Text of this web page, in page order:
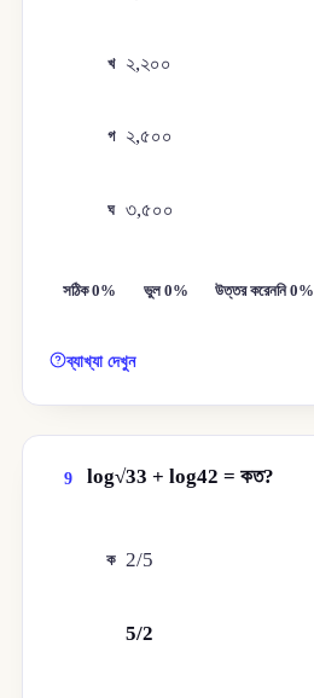
খ ২,২০০
গ ২,৫০০
ঘ ৩,৫০০
সঠিক 0% ভুল 0% উত্তর করেননি 0%
ব্যাখ্যা দেখুন
9 log√33 + log42 = কত?
ক 2/5
5/2